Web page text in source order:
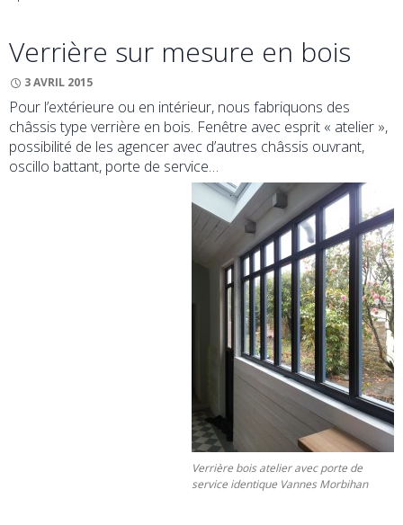
Verrière sur mesure en bois
3 AVRIL 2015
Pour l’extérieure ou en intérieur, nous fabriquons des
châssis type verrière en bois. Fenêtre avec esprit « atelier »,
possibilité de les agencer avec d’autres châssis ouvrant,
oscillo battant, porte de service…
Verrière bois atelier avec porte de
service identique Vannes Morbihan